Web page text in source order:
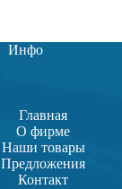
Инфо
Главная
О фирме
Наши товары
Предложения
Контакт